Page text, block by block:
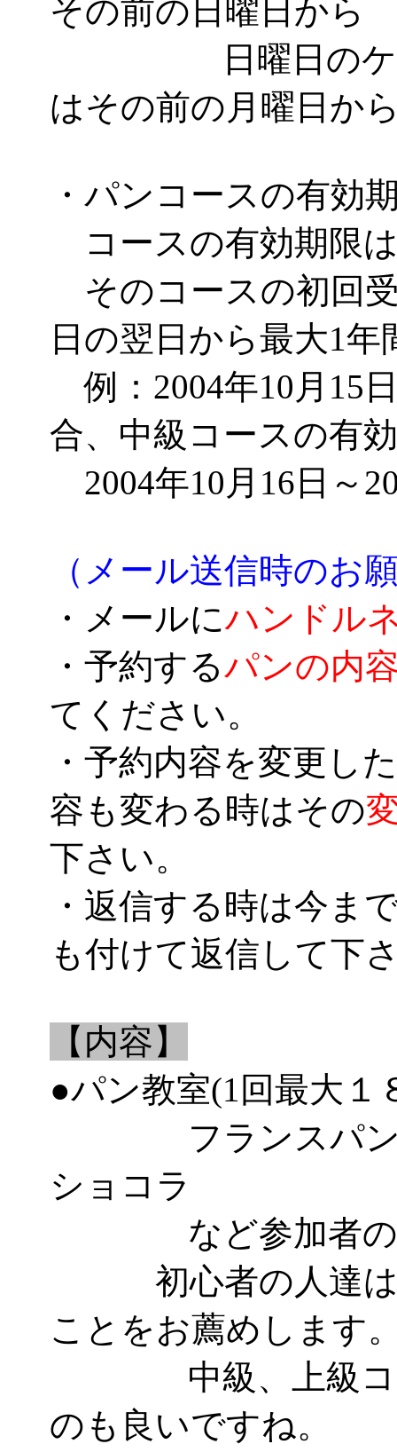
その前の日曜日から
日曜日のケーキ
はその前の月曜日か
・パンコースの有効
コースの有効期限
そのコースの初回
日の翌日から最大1
例：2004年10月15
合、中級コースの有
2004年10月16日～
（メール送信時のお
・メールにハンドル
・予約するパンの内
てください。
・予約内容を変更し
容も変わる時はその
下さい。
・返信する時は今ま
も付けて返信して下
【内容】
●パン教室(1回最大１
フランスパン、
ショコラ
など参加者のレ
初心者の人達は
ことをお薦めします
中級、上級コー
のも良いですね。